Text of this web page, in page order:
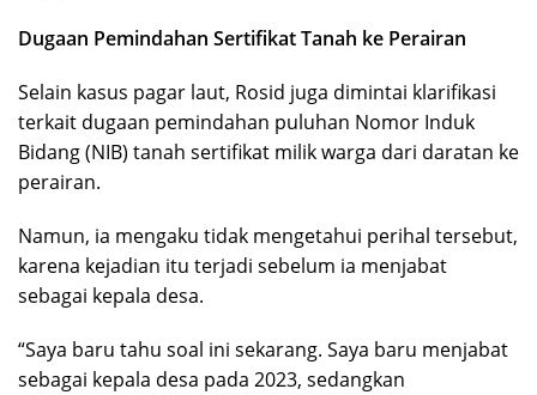
Dugaan Pemindahan Sertifikat Tanah ke Perairan
Selain kasus pagar laut, Rosid juga dimintai klarifikasi
terkait dugaan pemindahan puluhan Nomor Induk
Bidang (NIB) tanah sertifikat milik warga dari daratan ke
perairan.
Namun, ia mengaku tidak mengetahui perihal tersebut,
karena kejadian itu terjadi sebelum ia menjabat
sebagai kepala desa.
“Saya baru tahu soal ini sekarang. Saya baru menjabat
sebagai kepala desa pada 2023, sedangkan